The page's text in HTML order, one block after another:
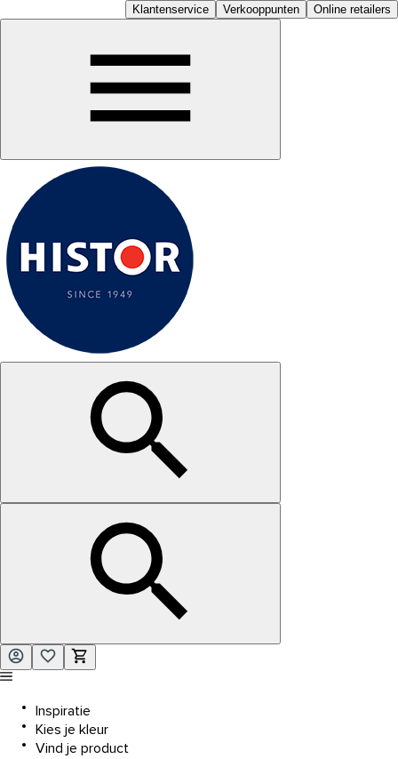
Klantenservice Verkooppunten Online retailers
Inspiratie
Kies je kleur
Vind je product